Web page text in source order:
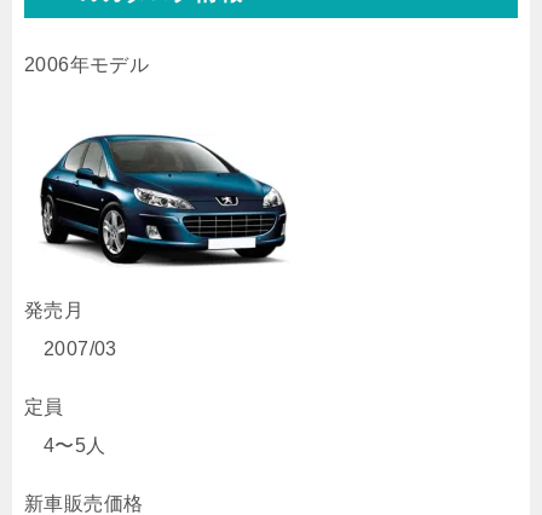
2006年モデル
発売月
2007/03
定員
4〜5人
新車販売価格